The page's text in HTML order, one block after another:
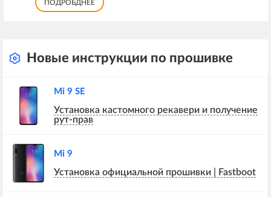
ПОДРОБДНЕЕ
Новые инструкции по прошивке
Mi 9 SE
Установка кастомного рекавери и получение
рут-прав
Mi 9
Установка официальной прошивки | Fastboot